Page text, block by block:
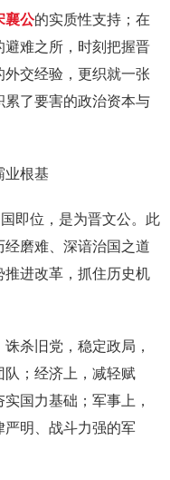
襄公的实质性支持；在
难之所，时刻把握晋
交经验，更织就一张
了要害的政治资本与
业根基
即位，是为晋文公。此
磨难、深谙治国之道
进改革，抓住历史机
杀旧党，稳定政局，
队；经济上，减轻赋
国力基础；军事上，
严明、战斗力强的军